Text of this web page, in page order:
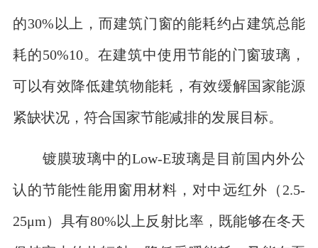
的30%以上，而建筑门窗的能耗约占建筑总能
耗的50%10。在建筑中使用节能的门窗玻璃，
可以有效降低建筑物能耗，有效缓解国家能源
紧缺状况，符合国家节能减排的发展目标。
镀膜玻璃中的Low-E玻璃是目前国内外公
认的节能性能用窗用材料，对中远红外（2.5-
25μm）具有80%以上反射比率，既能够在冬天